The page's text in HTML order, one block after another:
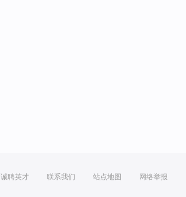
诚聘英才 联系我们 站点地图 网络举报